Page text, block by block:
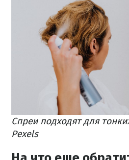
Спреи подходят для
Pexels